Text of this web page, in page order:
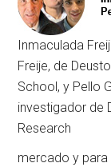
Inmaculada
Freije, de
School, y Pello
investigador de
Research
mercado y para